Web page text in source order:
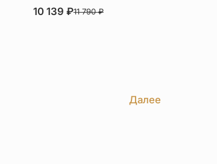
В наличии
10 139 ₽11 790₽
Далее